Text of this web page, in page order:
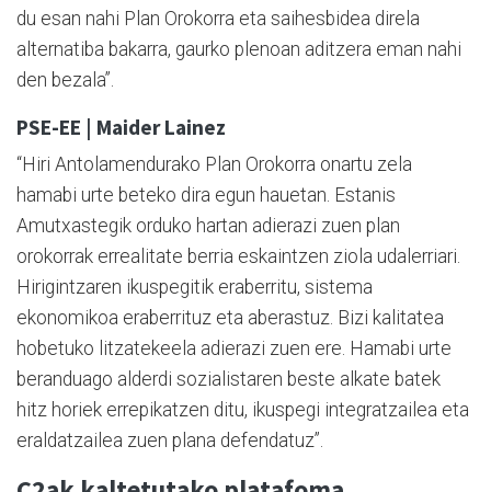
du esan nahi Plan Orokorra eta saihesbidea direla
alternatiba bakarra, gaurko plenoan aditzera eman nahi
den bezala”.
PSE-EE | Maider Lainez
“Hiri Antolamendurako Plan Orokorra onartu zela
hamabi urte beteko dira egun hauetan. Estanis
Amutxastegik orduko hartan adierazi zuen plan
orokorrak errealitate berria eskaintzen ziola udalerriari.
Hirigintzaren ikuspegitik eraberritu, sistema
ekonomikoa eraberrituz eta aberastuz. Bizi kalitatea
hobetuko litzatekeela adierazi zuen ere. Hamabi urte
beranduago alderdi sozialistaren beste alkate batek
hitz horiek errepikatzen ditu, ikuspegi integratzailea eta
eraldatzailea zuen plana defendatuz”.